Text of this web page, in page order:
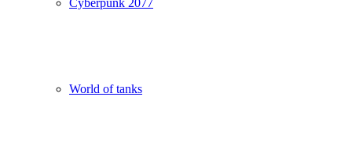
Cyberpunk 2077
World of tanks